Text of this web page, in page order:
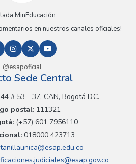
MinEducación
en nuestros canales oficiales!
@esapoficial
Sede Central
# 53 - 37, CAN, Bogotá D.C.
postal: 111321
(+57) 601 7956110
018000 423713